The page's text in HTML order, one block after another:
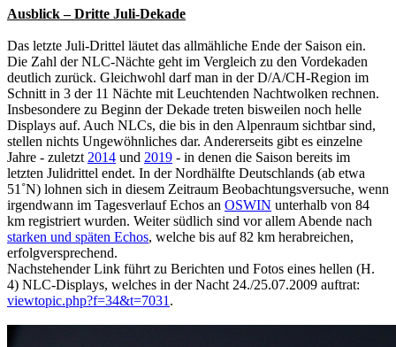
Ausblick – Dritte Juli-Dekade
Das letzte Juli-Drittel läutet das allmähliche Ende der Saison ein.
Die Zahl der NLC-Nächte geht im Vergleich zu den Vordekaden
deutlich zurück. Gleichwohl darf man in der D/A/CH-Region im
Schnitt in 3 der 11 Nächte mit Leuchtenden Nachtwolken rechnen.
Insbesondere zu Beginn der Dekade treten bisweilen noch helle
Displays auf. Auch NLCs, die bis in den Alpenraum sichtbar sind,
stellen nichts Ungewöhnliches dar. Andererseits gibt es einzelne
Jahre - zuletzt 2014 und 2019 - in denen die Saison bereits im
letzten Julidrittel endet. In der Nordhälfte Deutschlands (ab etwa
51˚N) lohnen sich in diesem Zeitraum Beobachtungsversuche, wenn
irgendwann im Tagesverlauf Echos an OSWIN unterhalb von 84
km registriert wurden. Weiter südlich sind vor allem Abende nach
starken und späten Echos, welche bis auf 82 km herabreichen,
erfolgversprechend.
Nachstehender Link führt zu Berichten und Fotos eines hellen (H.
4) NLC-Displays, welches in der Nacht 24./25.07.2009 auftrat:
viewtopic.php?f=34&t=7031 .